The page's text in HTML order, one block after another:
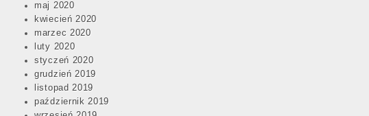
maj 2020
kwiecień 2020
marzec 2020
luty 2020
styczeń 2020
grudzień 2019
listopad 2019
październik 2019